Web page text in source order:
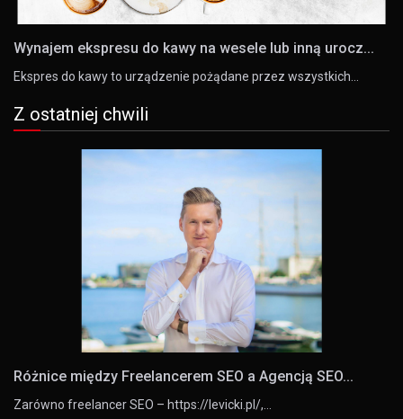
Wynajem ekspresu do kawy na wesele lub inną urocz...
Ekspres do kawy to urządzenie pożądane przez wszystkich…
Z ostatniej chwili
Różnice między Freelancerem SEO a Agencją SEO...
Zarówno freelancer SEO – https://levicki.pl/,…